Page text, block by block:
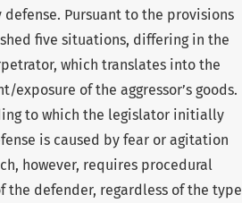
Pursuant to the provisions
five situations, differing in the
which translates into the
of the aggressor’s goods.
to which the legislator initially
is caused by fear or agitation
however, requires procedural
defender, regardless of the type